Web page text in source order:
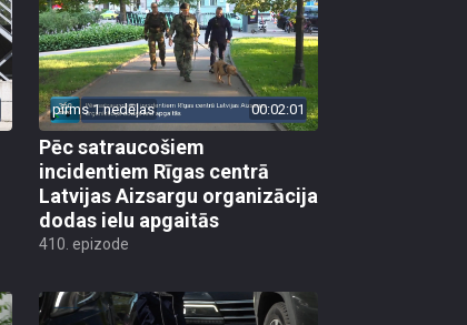
pirms 1 nedēļas 00:02:01
Pēc satraucošiem
incidentiem Rīgas centrā
Latvijas Aizsargu organizācija
dodas ielu apgaitās
410. epizode